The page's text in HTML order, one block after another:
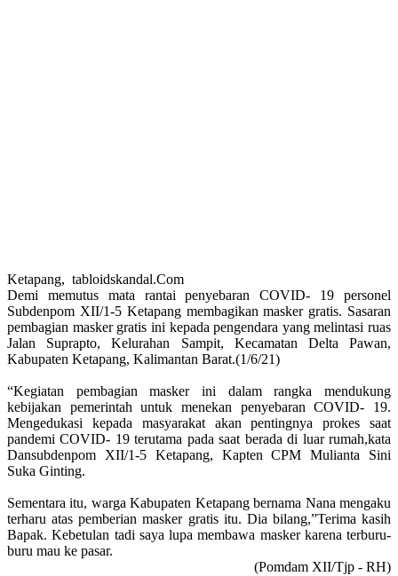
Ketapang, tabloidskandal.Com
Demi memutus mata rantai penyebaran COVID- 19 personel
Subdenpom XII/1-5 Ketapang membagikan masker gratis. Sasaran
pembagian masker gratis ini kepada pengendara yang melintasi ruas
Jalan Suprapto, Kelurahan Sampit, Kecamatan Delta Pawan,
Kabupaten Ketapang, Kalimantan Barat.(1/6/21)
“Kegiatan pembagian masker ini dalam rangka mendukung
kebijakan pemerintah untuk menekan penyebaran COVID- 19.
Mengedukasi kepada masyarakat akan pentingnya prokes saat
pandemi COVID- 19 terutama pada saat berada di luar rumah,kata
Dansubdenpom XII/1-5 Ketapang, Kapten CPM Mulianta Sini
Suka Ginting.
Sementara itu, warga Kabupaten Ketapang bernama Nana mengaku
terharu atas pemberian masker gratis itu. Dia bilang,”Terima kasih
Bapak. Kebetulan tadi saya lupa membawa masker karena terburu-
buru mau ke pasar.
(Pomdam XII/Tjp - RH)